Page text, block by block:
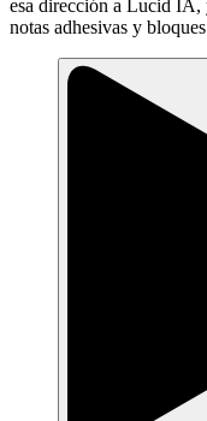
esa dirección a Lucid IA,
notas adhesivas y